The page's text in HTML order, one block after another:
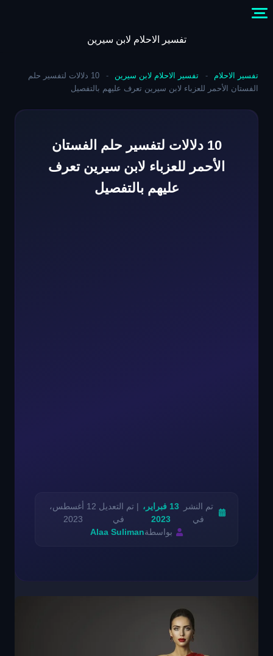
content
تفسير الاحلام لابن سيرين
تفسير الاحلام - تفسير الاحلام لابن سيرين -
10 دلالات لتفسير حلم
الفستان الأحمر للعزباء لابن سيرين تعرف عليهم بالتفصيل
10 دلالات لتفسير حلم الفستان
الأحمر للعزباء لابن سيرين تعرف
عليهم بالتفصيل
تم النشر
في
13 فبراير،
2023
| تم التعديل
في
12 أغسطس،
2023
بواسطةAlaa Suliman